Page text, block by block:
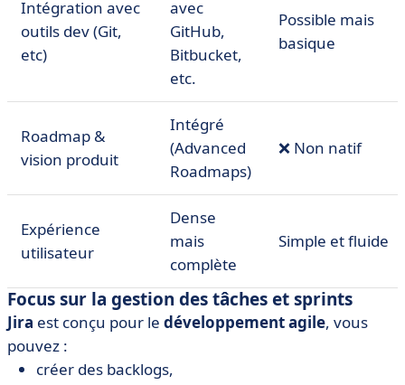
Intégration avec
outils dev (Git,
etc)
avec
GitHub,
Bitbucket,
etc.
Possible mais
basique
Roadmap &
vision produit
Intégré
(Advanced
Roadmaps)
❌ Non natif
Expérience
utilisateur
Dense
mais
complète
Simple et fluide
Focus sur la gestion des tâches et sprints
Jira est conçu pour le développement agile, vous
pouvez :
créer des backlogs,